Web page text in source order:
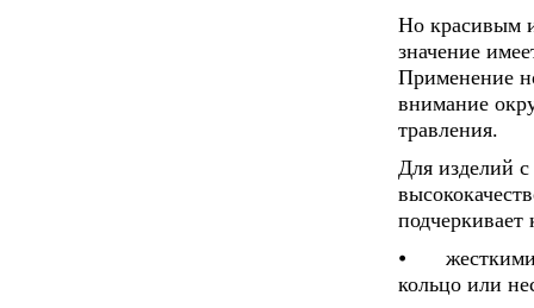
Но красивым
значение
Применение
внимание
травления.
Для изделий
⦁
кольцо или